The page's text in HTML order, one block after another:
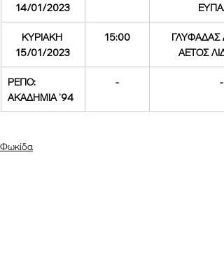
14/01/2023
ΚΥΡΙΑΚΗ
15/01/2023
15:00
ΓΛΥΦΑΔΑΣ
ΑΕΤΟΣ
ΡΕΠΟ:
ΑΚΑΔΗΜΙΑ ’94
- -
Φωκίδα